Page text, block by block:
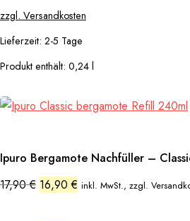
zzgl. Versandkosten
Lieferzeit: 2-5 Tage
Produkt enthält: 0,24 l
Ipuro Bergamote Nachfüller –
17,90€ Ursprünglicher
Preis
16,90€ Aktueller
Preis
inkl. MwSt., zzgl.